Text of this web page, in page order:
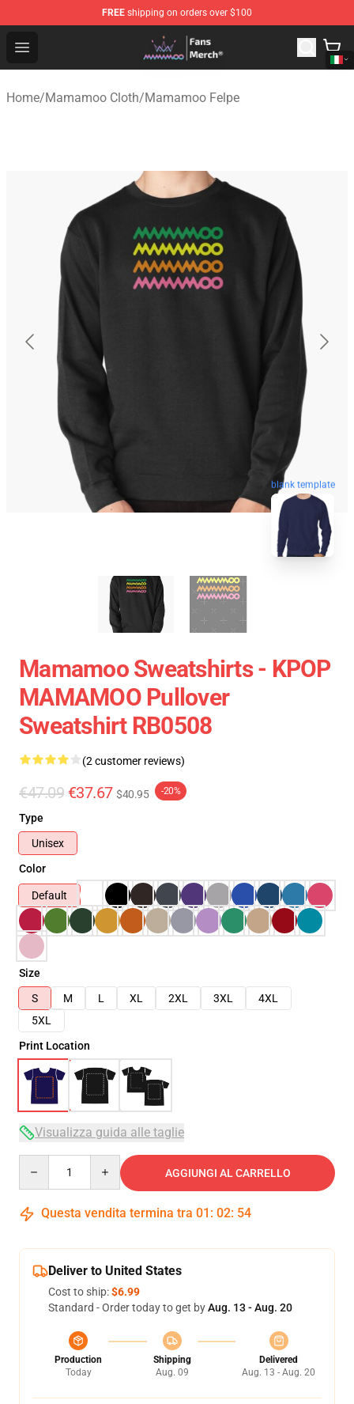
FREE shipping on orders over $100
Open menu
Mamamoo Store - Official Mamamoo Merchandise Shop
Home/Mamamoo Cloth/Mamamoo Felpe
blank template
Mamamoo Sweatshirts - KPOP
MAMAMOO Pullover
Sweatshirt RB0508
(2 customer reviews)
€47.09 €37.67 $40.95 -20%
Type
Unisex
Color
Default
Size
S
M L XL 2XL 3XL
4XL
5XL
Print Location
Visualizza guida alle taglie
AGGIUNGI AL CARRELLO
Questa vendita termina tra 01 : 02: 54
Deliver to United States
Cost to ship:$6.99
Standard - Order today to get byAug. 13 - Aug. 20
Production
Today
Shipping
Aug. 09
Delivered
Aug. 13 - Aug. 20